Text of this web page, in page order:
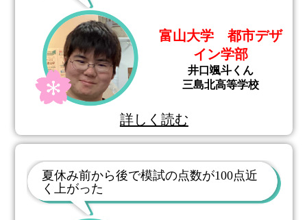
富山大学 都市デザ
イン学部
井口颯斗くん
三島北高等学校
詳しく読む
夏休み前から後で模試の点数が100点近
く上がった